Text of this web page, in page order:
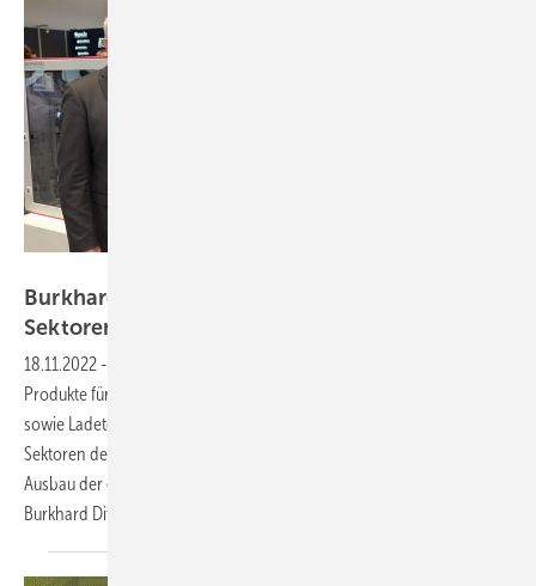
Burkhard Dittmann von Phoenix Contact: Alle
Sektoren
18.11.2022 -
Produkte für die Einspeisung und Speicherung von Sonnenstrom
sowie Ladetechnik für die E-Mobilität. Diese Lösungen bringen die
Sektoren der Energiewende zusammen und beschleunigen den
Ausbau der erneuerbaren Energien. Wie das funktioniert, erläutert
Burkhard Dittmann von Phoenix Contact in unserem